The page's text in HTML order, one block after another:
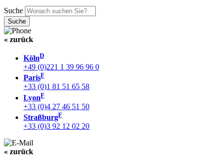
Suche
« zurück
KölnD
+49 (0)221 1 39 96 96 0
ParisF
+33 (0)1 81 51 65 58
LyonF
+33 (0)4 27 46 51 50
StraßburgF
+33 (0)3 92 12 02 20
« zurück